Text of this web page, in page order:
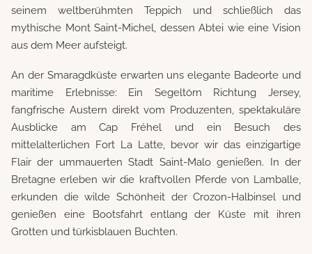
seinem weltberühmten Teppich und schließlich das
mythische Mont Saint-Michel, dessen Abtei wie eine Vision
aus dem Meer aufsteigt.
An der Smaragdküste erwarten uns elegante Badeorte und
maritime Erlebnisse: Ein Segeltörn Richtung Jersey,
fangfrische Austern direkt vom Produzenten, spektakuläre
Ausblicke am Cap Fréhel und ein Besuch des
mittelalterlichen Fort La Latte, bevor wir das einzigartige
Flair der ummauerten Stadt Saint-Malo genießen. In der
Bretagne erleben wir die kraftvollen Pferde von Lamballe,
erkunden die wilde Schönheit der Crozon-Halbinsel und
genießen eine Bootsfahrt entlang der Küste mit ihren
Grotten und türkisblauen Buchten.